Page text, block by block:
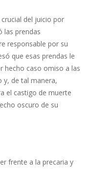
del juicio por
las prendas
responsable por su
que esas prendas le
hecho caso omiso a las
y, de tal manera,
el castigo de muerte
oscuro de su
frente a la precaria y